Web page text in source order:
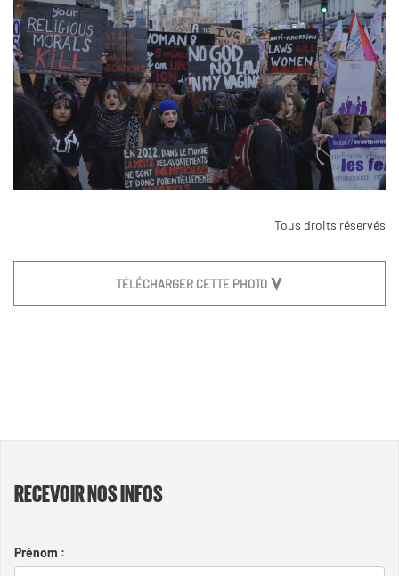
Tous droits réservés
TÉLÉCHARGER CETTE PHOTO
RECEVOIR NOS INFOS
Prénom :